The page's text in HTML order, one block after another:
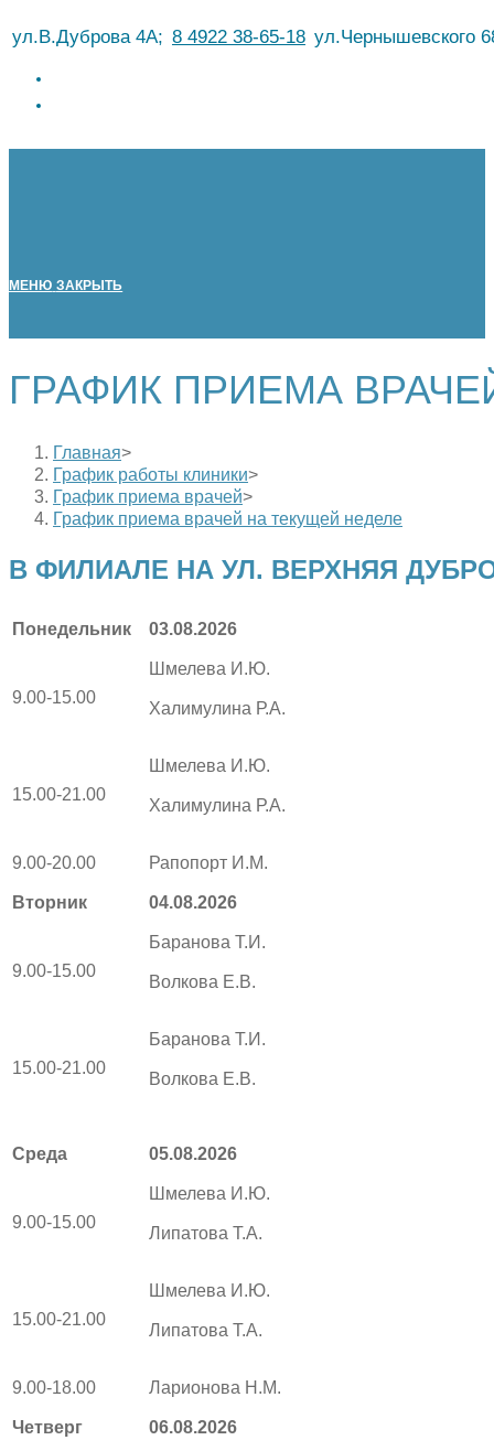
кул.В.Дуброва 4А; 8 4922 38-65-18 ул.Чернышевского
МЕНЮ ЗАКРЫТЬ
ГРАФИК ПРИЕМА
Главная>
График работы клиники>
График приема врачей>
График приема врачей на текущей неделе
В ФИЛИАЛЕ НА УЛ. ВЕРХНЯЯ
Понедельник 03.08.2026
9.00-15.00
Шмелева И.Ю.
Халимулина Р.А.
15.00-21.00
Шмелева И.Ю.
Халимулина Р.А.
9.00-20.00 Рапопорт И.М.
Вторник 04.08.2026
9.00-15.00
Баранова Т.И.
Волкова Е.В.
15.00-21.00
Баранова Т.И.
Волкова Е.В.
Среда 05.08.2026
9.00-15.00
Шмелева И.Ю.
Липатова Т.А.
15.00-21.00
Шмелева И.Ю.
Липатова Т.А.
9.00-18.00 Ларионова Н.М.
Четверг 06.08.2026